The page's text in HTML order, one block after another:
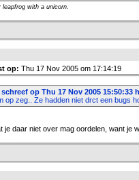
leapfrog with a unicorn.
op: Thu 17 Nov 2005 om 17:14:19
op Thu 17 Nov 2005 15:50:33
op zeg.. Ze hadden niet drct een bugs
je daar niet over mag oordelen, want je